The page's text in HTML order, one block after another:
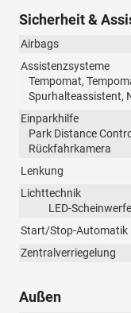
Sicherheit &
Airbags
Assistenzsysteme
Tempomat,
Spurhalteassistent,
Einparkhilfe
Park Distance
Rückfahrkamera
Lenkung
Lichttechnik
LED-
Start/Stop-Automatik
Zentralverriegelung
Außen